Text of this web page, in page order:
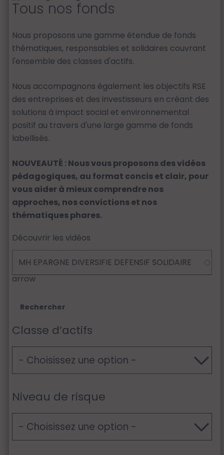
Tous nos fonds
Nous proposons une gamme étendue de fonds
thématiques, responsables et solidaires couvrant
l'ensemble des classes d'actifs.
Nous accompagnons également les objectifs RSE
des entreprises et des investisseurs en créant des
solutions à impact social et environnemental
positif au travers d'une large gamme de fonds
labellisés.
NOUVEAUTÉ : Nous vous proposons des vidéos
pédagogiques, au format concis et clair, pour
vous aider à mieux comprendre nos
approches, nos convictions et nos
thématiques phares.
Découvrir les vidéos
arrow
Classe d’actifs
Niveau de risque